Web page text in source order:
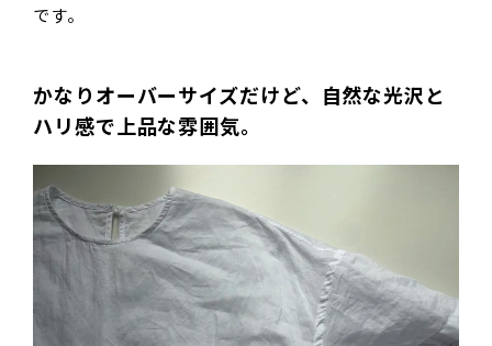
です。
かなりオーバーサイズだけど、自然な光沢と
ハリ感で上品な雰囲気。